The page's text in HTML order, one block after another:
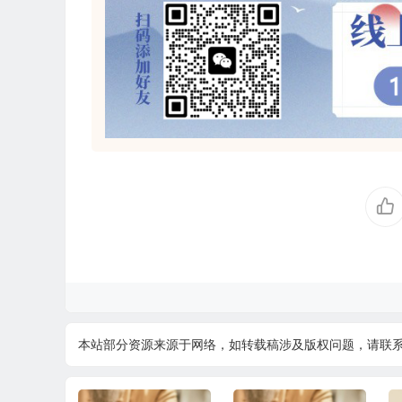
本站部分资源来源于网络，如转载稿涉及版权问题，请联